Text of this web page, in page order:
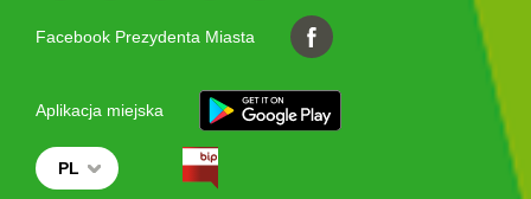
Facebook Prezydenta Miasta
Aplikacja miejska
PL